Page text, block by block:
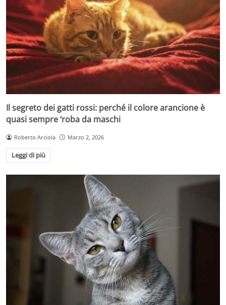
Il segreto dei gatti rossi: perché il colore arancione è
quasi sempre ‘roba da maschi
Roberto Arciola Marzo 2, 2026
Leggi di più